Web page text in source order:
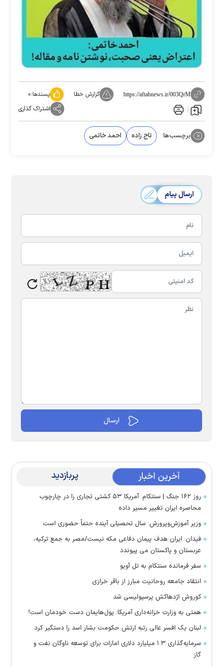
https://aftabnews.ir/003QrM گزارش خطا پسندها:۰
اشتراک گذاری
برچسب‌ها: تاج زاده احمد خاتمی
ارسال پیام
آخرین اخبار پربازدید
روز ۱۶۲ جنگ | سنتکام: آمریکا ۵۳ کشتی تجاری را در چارچوب
محاصره ایران تغییر مسیر داده
وزیر آموزش‌وپرورش: سال تحصیلی آینده حتماً حضوری است
فیدان: ایران هدف پیمان دفاعی مکه نیست/مصر به جمع ترکیه،
عربستان و پاکستان می پیوندد
سفر فرمانده سنتکام به تل آویو
انتقاد جامعه روحانیت مبارز از باقر خرازی
کوروش اژدهاکش پرسپولیسی شد
همتی به وزارت خزانه‌داری آمریکا: پول‌هایمان دست خودمان است!
لبنان یک افسر عالی رتبه ارتش حکومت بشار اسد را دستگیر کرد
سرمایه‌گذاری ۱.۳ میلیارد دلاری امارات برای توسعه ناوگان نفت و
گاز